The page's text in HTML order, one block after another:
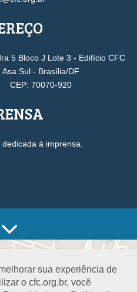
sua experiência de
o cfc.org.br, você
5 Bloco J Lote 3 - Edifício CFC
Asa Sul - Brasília/DF
CEP: 70070-920
à imprensa.